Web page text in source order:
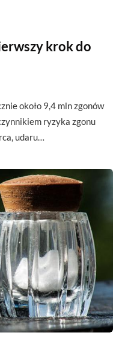
krok do
około 9,4 mln zgonów
ryzyka zgonu
udaru…